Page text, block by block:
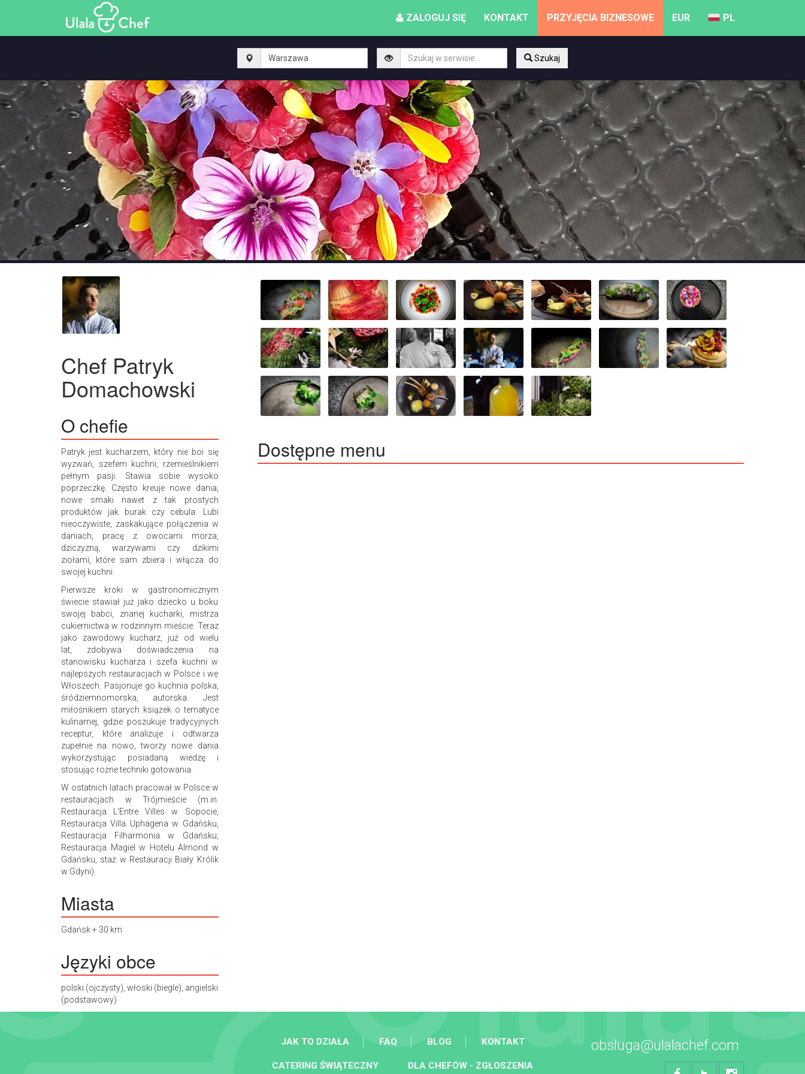
ZALOGUJ SIĘ KONTAKT PRZYJĘCIA BIZNESOWE EUR PL
Szukaj
Chef Patryk
Domachowski
O chefie
Patryk jest kucharzem, który nie boi się
wyzwań, szefem kuchni, rzemieślnikiem
pełnym pasji. Stawia sobie wysoko
poprzeczkę. Często kreuje nowe dania,
nowe smaki nawet z tak prostych
produktów jak burak czy cebula. Lubi
nieoczywiste, zaskakujące połączenia w
daniach, pracę z owocami morza,
dziczyzną, warzywami czy dzikimi
ziołami, które sam zbiera i włącza do
swojej kuchni.
Pierwsze kroki w gastronomicznym
świecie stawiał już jako dziecko u boku
swojej babci, znanej kucharki, mistrza
cukiernictwa w rodzinnym mieście. Teraz
jako zawodowy kucharz, już od wielu
lat, zdobywa doświadczenia na
stanowisku kucharza i szefa kuchni w
najlepszych restauracjach w Polsce i we
Włoszech. Pasjonuje go kuchnia polska,
śródziemnomorska, autorska. Jest
miłośnikiem starych książek o tematyce
kulinarnej, gdzie poszukuje tradycyjnych
receptur, które analizuje i odtwarza
zupełnie na nowo, tworzy nowe dania
wykorzystując posiadaną wiedzę i
stosując rożne techniki gotowania.
W ostatnich latach pracował w Polsce w
restauracjach w Trójmieście (m.in.
Restauracja L'Entre Villes w Sopocie,
Restauracja Villa Uphagena w Gdańsku,
Restauracja Filharmonia w Gdańsku,
Restauracja Magiel w Hotelu Almond w
Gdańsku, staż w Restauracji Biały Królik
w Gdyni).
Miasta
Gdańsk + 30 km
Języki obce
polski (ojczysty), włoski (biegle), angielski
(podstawowy)
Dostępne menu
JAK TO DZIAŁA FAQ BLOG KONTAKT
CATERING ŚWIĄTECZNY DLA CHEFÓW - ZGŁOSZENIA
obsluga@ulalachef.com